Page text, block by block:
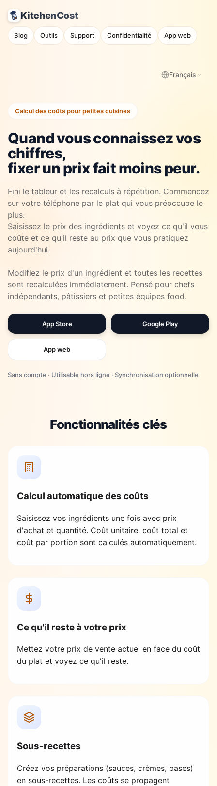
KitchenCost
Blog Outils Support Confidentialité App web
Français
Calcul des coûts pour petites cuisines
Quand vous connaissez vos
chiffres,
fixer un prix fait moins peur.
Fini le tableur et les recalculs à répétition. Commencez
sur votre téléphone par le plat qui vous préoccupe le
plus.
Saisissez le prix des ingrédients et voyez ce qu'il vous
coûte et ce qu'il reste au prix que vous pratiquez
aujourd'hui.
Modifiez le prix d'un ingrédient et toutes les recettes
sont recalculées immédiatement. Pensé pour chefs
indépendants, pâtissiers et petites équipes food.
App Store Google Play
App web
Sans compte · Utilisable hors ligne · Synchronisation optionnelle
Fonctionnalités clés
Calcul automatique des coûts
Saisissez vos ingrédients une fois avec prix
d'achat et quantité. Coût unitaire, coût total et
coût par portion sont calculés automatiquement.
Ce qu'il reste à votre prix
Mettez votre prix de vente actuel en face du coût
du plat et voyez ce qu'il reste.
Sous-recettes
Créez vos préparations (sauces, crèmes, bases)
en sous-recettes. Les coûts se propagent